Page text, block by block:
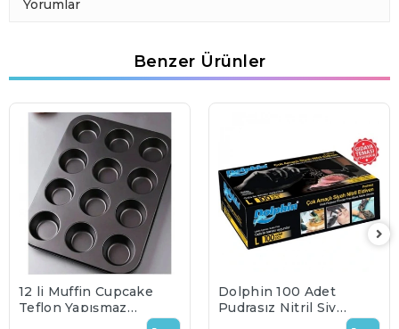
Yorumlar
Benzer Ürünler
12 li Muffin Cupcake
Teflon Yapışmaz
Dolphin 100 Adet
Pudrasız Nitril Siyah